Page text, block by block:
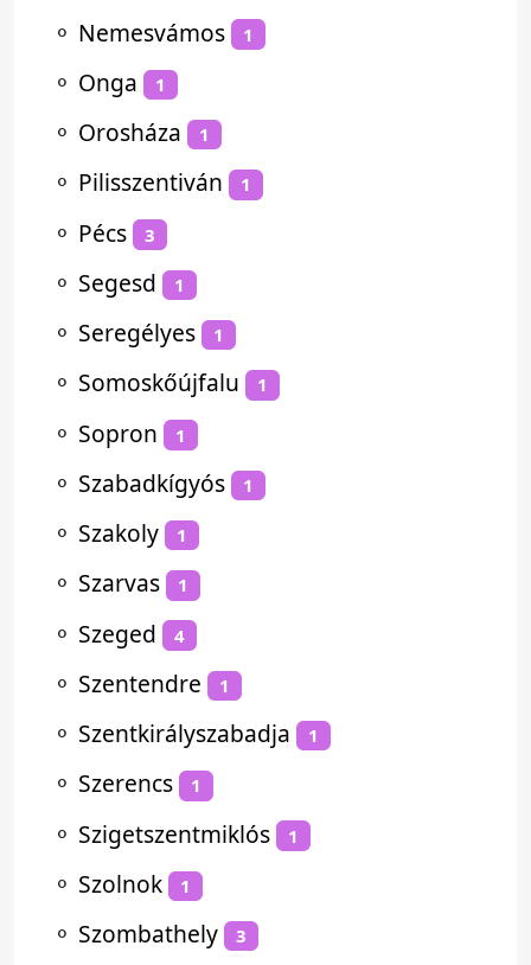
⚬ Nemesvámos 1
⚬ Onga 1
⚬ Orosháza 1
⚬ Pilisszentiván 1
⚬ Pécs 3
⚬ Segesd 1
⚬ Seregélyes 1
⚬ Somoskőújfalu 1
⚬ Sopron 1
⚬ Szabadkígyós 1
⚬ Szakoly 1
⚬ Szarvas 1
⚬ Szeged 4
⚬ Szentendre 1
⚬ Szentkirályszabadja 1
⚬ Szerencs 1
⚬ Szigetszentmiklós 1
⚬ Szolnok 1
⚬ Szombathely 3